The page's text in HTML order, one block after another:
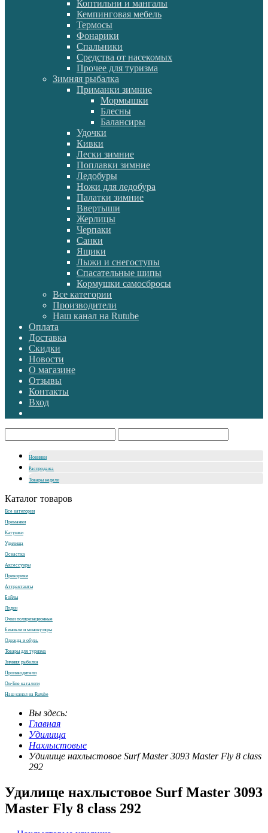
Коптильни и мангалы
Кемпинговая мебель
Термосы
Фонарики
Спальники
Средства от насекомых
Прочее для туризма
Зимняя рыбалка
Приманки зимние
Мормышки
Блесны
Балансиры
Удочки
Кивки
Лески зимние
Поплавки зимние
Ледобуры
Ножи для ледобура
Палатки зимние
Ввертыши
Жерлицы
Черпаки
Санки
Ящики
Лыжи и снегоступы
Спасательные шипы
Кормушки самосбросы
Все категории
Производители
Наш канал на Rutube
Оплата
Доставка
Скидки
Новости
О магазине
Отзывы
Контакты
Вход
Новинки
Распродажа
Товары недели
Каталог товаров
Все категории
Приманки
Катушки
Удилища
Оснастка
Аксессуары
Прикормки
Аттрактанты
Бойлы
Лодки
Очки поляризационные
Бинокли и монокуляры
Одежда и обувь
Товары для туризма
Зимняя рыбалка
Производители
On-line каталоги
Наш канал на Rutube
Вы здесь:
Главная
Удилища
Нахлыстовые
Удилище нахлыстовое Surf Master 3093 Master Fly 8 class
292
Удилище нахлыстовое Surf Master 3093
Master Fly 8 class 292